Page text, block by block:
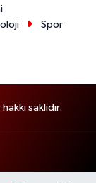
Spor
saklıdır.